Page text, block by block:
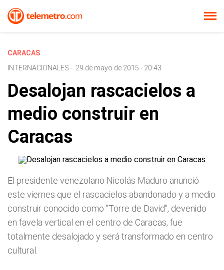
CARACAS
INTERNACIONALES - 29 de mayo de 2015 - 20:43
Desalojan rascacielos a
medio construir en
Caracas
El presidente venezolano Nicolás Maduro anunció
este viernes que el rascacielos abandonado y a medio
construir conocido como "Torre de David", devenido
en favela vertical en el centro de Caracas, fue
totalmente desalojado y será transformado en centro
cultural.